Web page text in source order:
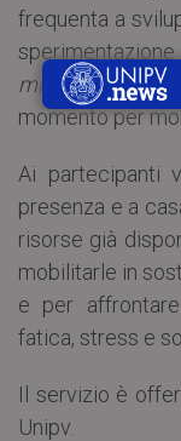
frequenta a
mindfulness
momento per
Ai partecipanti
presenza e a
risorse già
mobilitarle in
e per
fatica, stress e
Il servizio è
Unipv.